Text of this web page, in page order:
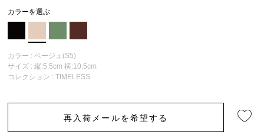
カラーを選ぶ
カラー : ベージュ(S5)
サイズ : 縦:5.5cm 横:10.5cm
コレクション :TIMELESS
再入荷メールを希望する